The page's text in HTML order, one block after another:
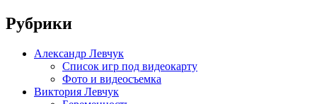
Рубрики
Александр Левчук
Список игр под видеокарту
Фото и видеосъемка
Виктория Левчук